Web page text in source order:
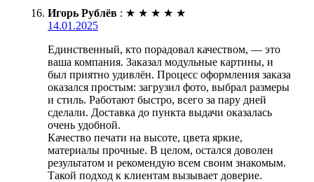
Игорь Рублёв : ★ ★ ★ ★ ★
14.01.2025
Единственный, кто порадовал качеством, — это
ваша компания. Заказал модульные картины, и
был приятно удивлён. Процесс оформления заказа
оказался простым: загрузил фото, выбрал размеры
и стиль. Работают быстро, всего за пару дней
сделали. Доставка до пункта выдачи оказалась
очень удобной.
Качество печати на высоте, цвета яркие,
материалы прочные. В целом, остался доволен
результатом и рекомендую всем своим знакомым.
Такой подход к клиентам вызывает доверие.